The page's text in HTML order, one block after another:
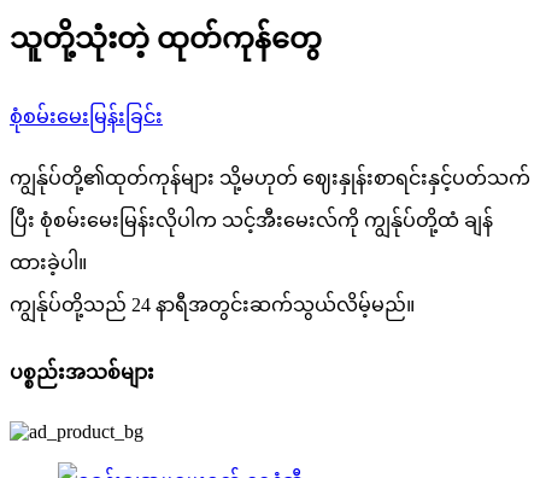
သူတို့သုံးတဲ့ ထုတ်ကုန်တွေ
စုံစမ်းမေးမြန်းခြင်း
ကျွန်ုပ်တို့၏ထုတ်ကုန်များ သို့မဟုတ် ဈေးနှုန်းစာရင်းနှင့်ပတ်သက်
ပြီး စုံစမ်းမေးမြန်းလိုပါက သင့်အီးမေးလ်ကို ကျွန်ုပ်တို့ထံ ချန်
ထားခဲ့ပါ။
ကျွန်ုပ်တို့သည် 24 နာရီအတွင်းဆက်သွယ်လိမ့်မည်။
ပစ္စည်းအသစ်များ